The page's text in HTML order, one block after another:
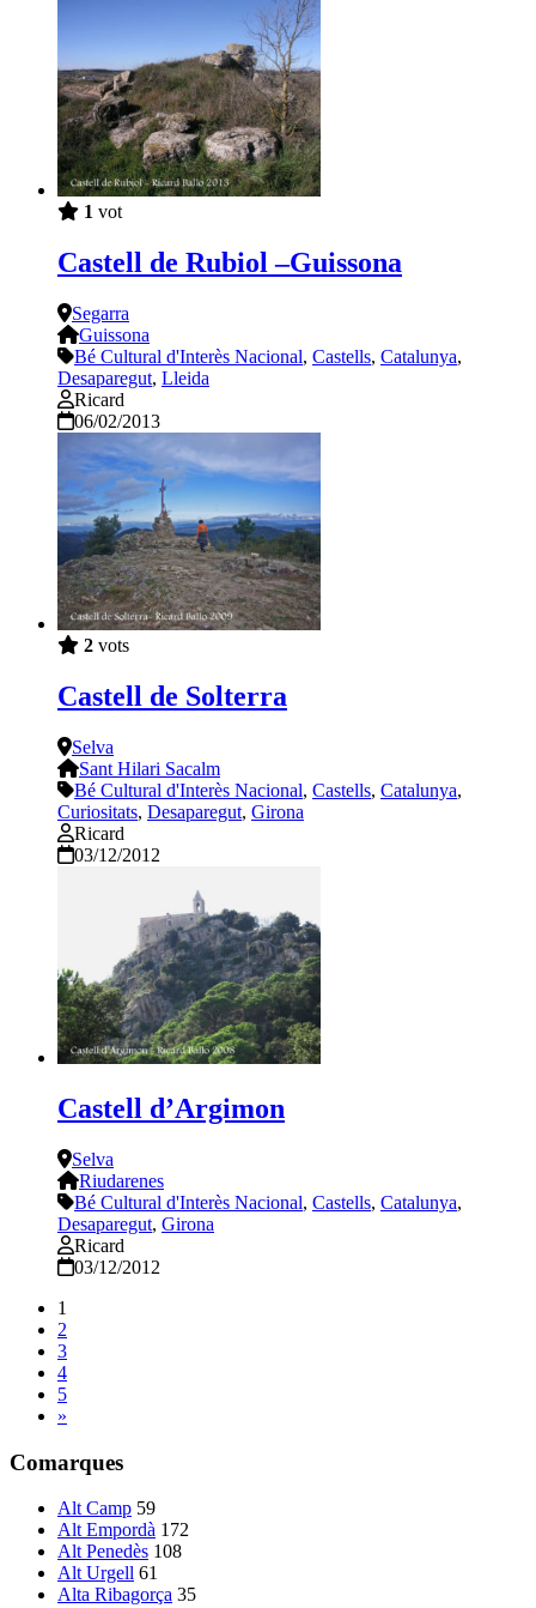
1 vot
Castell de Rubiol –Guissona
Segarra
Guissona
Bé Cultural d'Interès Nacional, Castells, Catalunya,
Desaparegut, Lleida
Ricard
06/02/2013
2 vots
Castell de Solterra
Selva
Sant Hilari Sacalm
Bé Cultural d'Interès Nacional, Castells, Catalunya,
Curiositats, Desaparegut, Girona
Ricard
03/12/2012
Castell d’Argimon
Selva
Riudarenes
Bé Cultural d'Interès Nacional, Castells, Catalunya,
Desaparegut, Girona
Ricard
03/12/2012
1
2
3
4
5
»
Comarques
Alt Camp 59
Alt Empordà 172
Alt Penedès 108
Alt Urgell 61
Alta Ribagorça 35